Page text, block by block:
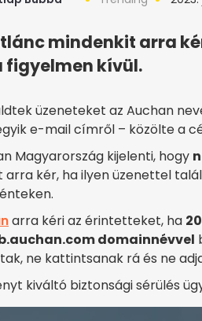
mindenkit arra
figyelmen kívül.
üzeneteket az Auchan
e-mail címről – közölte a
Magyarország kijelenti, hogy
arra kér, ha ilyen üzenettel
arra kéri az érintetteket, ha
domainnévvel
ne kattintsanak rá és ne
kiváltó biztonsági sérülés